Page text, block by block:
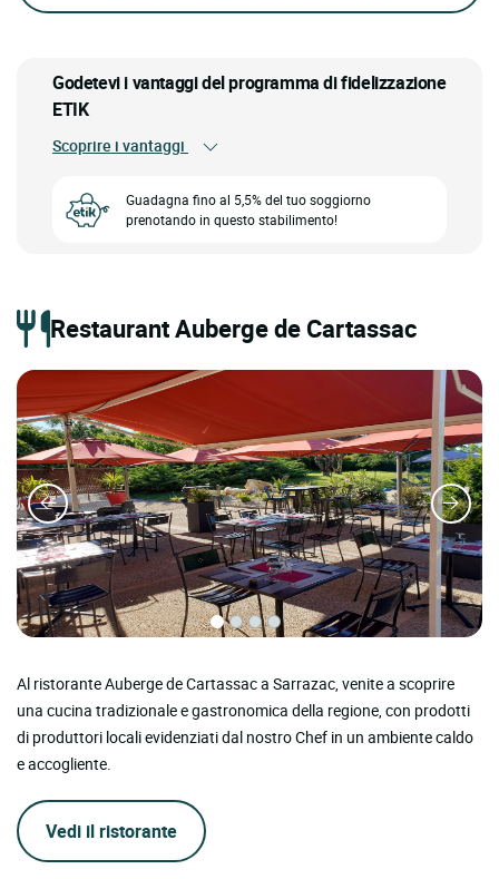
Godetevi i vantaggi del programma di fidelizzazione
ETIK
Scoprire i vantaggi
Guadagna fino al 5,5% del tuo soggiorno
prenotando in questo stabilimento!
Restaurant Auberge de Cartassac
Al ristorante Auberge de Cartassac a Sarrazac, venite a scoprire
una cucina tradizionale e gastronomica della regione, con prodotti
di produttori locali evidenziati dal nostro Chef in un ambiente caldo
e accogliente.
Vedi il ristorante